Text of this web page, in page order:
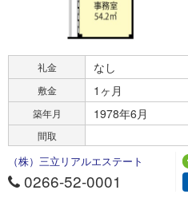
礼金 なし
敷金 1ヶ月
築年月 1978年6月
間取
（株）三立リアルエステート
0266-52-0001